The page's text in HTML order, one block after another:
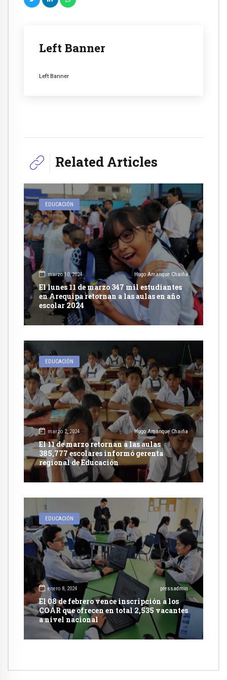
Left Banner
Left Banner
Related Articles
EDUCACIÓN
marzo 10, 2024 Hugo Amanque Chaiña
El lunes 11 de marzo 347 mil estudiantes
en Arequipa retornan a las aulas en año
escolar 2024
EDUCACIÓN
marzo 2, 2024 Hugo Amanque Chaiña
El 11 de marzo retornan a las aulas
385,777 escolares informó gerenta
regional de Educación
EDUCACIÓN
enero 8, 2024 pressadmin
El 08 de febrero vence inscripción a los
COAR que ofrecen en total 2,535 vacantes
a nivel nacional